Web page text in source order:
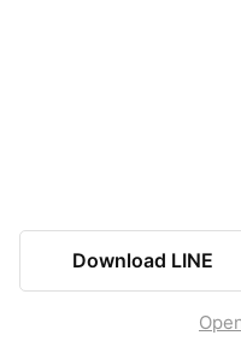
Download LINE